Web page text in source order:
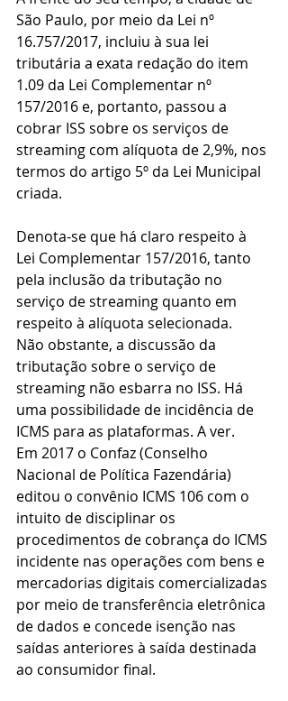
São Paulo, por meio da Lei nº
16.757/2017, incluiu à sua lei
tributária a exata redação do item
1.09 da Lei Complementar nº
157/2016 e, portanto, passou a
cobrar ISS sobre os serviços de
streaming com alíquota de 2,9%, nos
termos do artigo 5º da Lei Municipal
criada.
Denota-se que há claro respeito à
Lei Complementar 157/2016, tanto
pela inclusão da tributação no
serviço de streaming quanto em
respeito à alíquota selecionada.
Não obstante, a discussão da
tributação sobre o serviço de
streaming não esbarra no ISS. Há
uma possibilidade de incidência de
ICMS para as plataformas. A ver.
Em 2017 o Confaz (Conselho
Nacional de Política Fazendária)
editou o convênio ICMS 106 com o
intuito de disciplinar os
procedimentos de cobrança do ICMS
incidente nas operações com bens e
mercadorias digitais comercializadas
por meio de transferência eletrônica
de dados e concede isenção nas
saídas anteriores à saída destinada
ao consumidor final.